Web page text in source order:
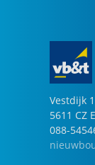
Vestdijk
5611 CZ
088-